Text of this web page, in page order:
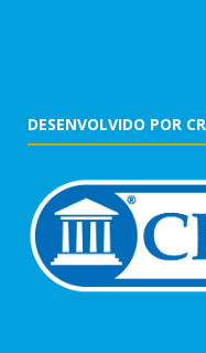
DESENVOLVIDO POR